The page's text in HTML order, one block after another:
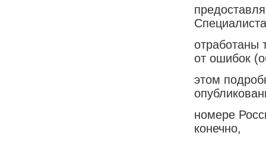
отработаны
от ошибок
этом
номере
конечно,